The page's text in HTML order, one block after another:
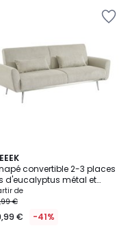
convertible 2-3 places
d'eucalyptus métal et
côtelé OSKAR
de
€
€ -41%